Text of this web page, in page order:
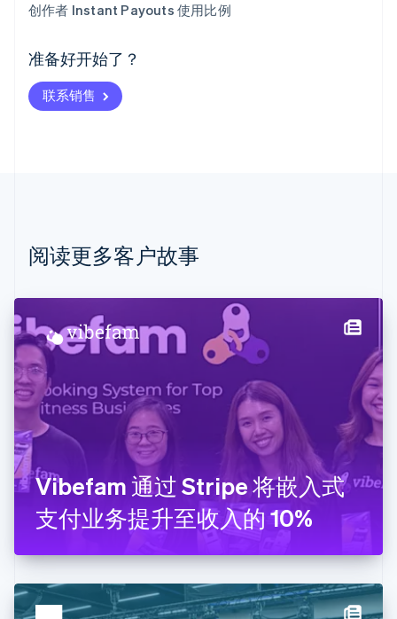
创作者 Instant Payouts 使用比例
准备好开始了？
联系销售
阅读更多客户故事
Vibefam 通过 Stripe 将嵌入式
支付业务提升至收入的 10%
爱尔兰
爱沙尼亚
English
奥地利
Deutsch English
Nederlands Français Deutsch
波兰
丹麦
德国
DeutschEnglish
FrançaisEnglish
芬兰
English Svenska
荷兰
English
加拿大
Français
捷克
克罗地亚
拉脱维亚
English